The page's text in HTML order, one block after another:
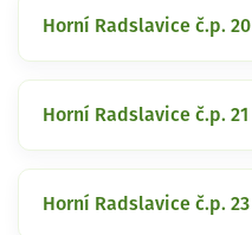
Horní Radslavice č.p. 20
Horní Radslavice č.p. 21
Horní Radslavice č.p. 23